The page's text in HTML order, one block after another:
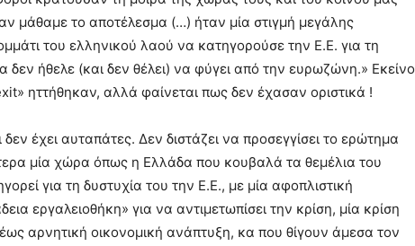
μάθαμε το αποτέλεσμα (…) ήταν μία στιγμή μεγάλης
του ελληνικού λαού να κατηγορούσε την Ε.Ε. για τη
δεν ήθελε (και δεν θέλει) να φύγει από την ευρωζώνη.» Εκείνο
ηττήθηκαν, αλλά φαίνεται πως δεν έχασαν οριστικά !
έχει αυταπάτες. Δεν διστάζει να προσεγγίσει το ερώτημα
μία χώρα όπως η Ελλάδα που κουβαλά τα θεμέλια του
για τη δυστυχία του την Ε.Ε., με μία αφοπλιστική
εργαλειοθήκη» για να αντιμετωπίσει την κρίση, μία κρίση
αρνητική οικονομική ανάπτυξη, κα που θίγουν άμεσα τον